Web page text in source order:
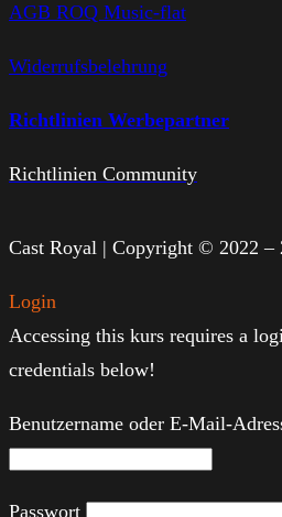
AGB ROQ Music-flat
Widerrufsbelehrung
Richtlinien Werbepartner
Richtlinien Community
Cast Royal | Copyright © 2022 –
Login
Accessing this kurs requires a
credentials below!
Benutzername oder E-Mail-
Passwort